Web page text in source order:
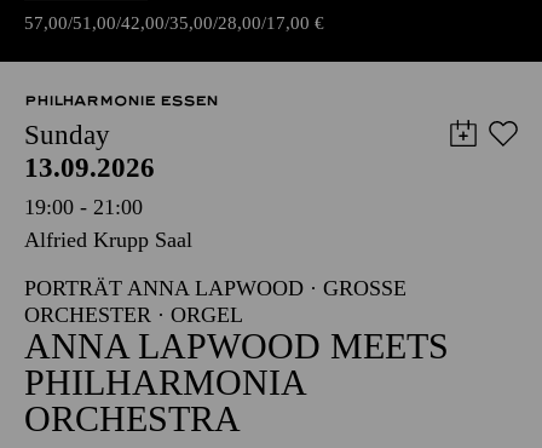
57,00 51,00 42,00 35,00 28,00 17,00 €
PHILHARMONIE ESSEN
Sunday
13.09.2026
19:00 - 21:00
Alfried Krupp Saal
PORTRÄT ANNA LAPWOOD · GROSSE O
RCHESTER · ORGEL
ANNA LAPWOOD MEETS
PHILHARMONIA
ORCHESTRA